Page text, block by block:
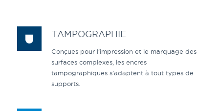
TAMPOGRAPHIE
Conçues pour l’impression et le marquage des
surfaces complexes, les encres
tampographiques s’adaptent à tout types de
supports.